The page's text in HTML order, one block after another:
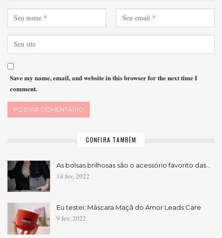
Save my name, email, and website in this browser for the next time I
comment.
CONFIRA TAMBÉM
As bolsas brilhosas são o acessório favorito das…
14 fev, 2022
Eu testei: Máscara Maçã do Amor Leads Care
9 fev, 2022